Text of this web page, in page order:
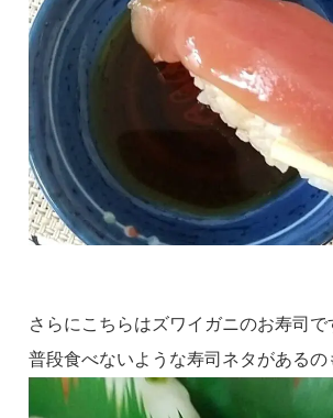
さらにこちらはズワイガニのお寿司で
普段食べないような寿司ネタがあるの